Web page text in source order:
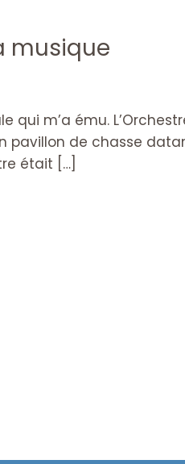
musique
m’a ému.
pavillon de chasse
était […]